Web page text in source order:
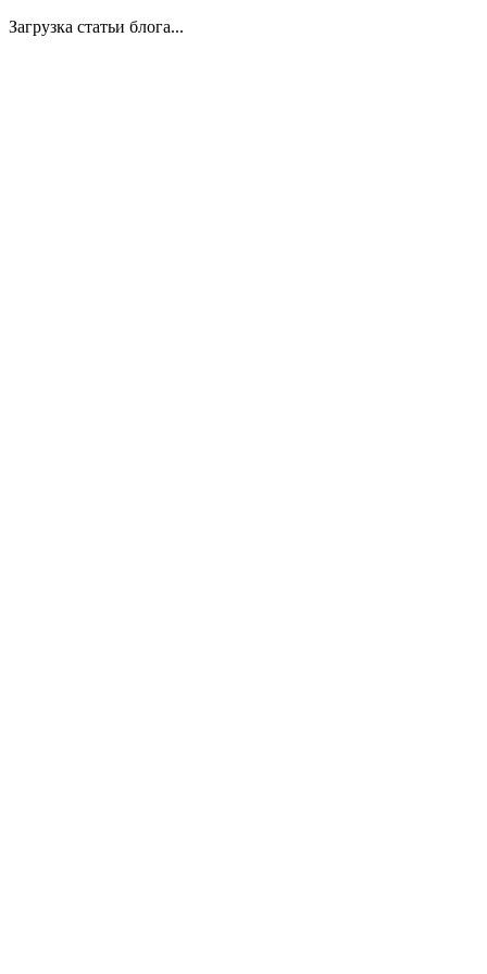
Загрузка статьи блога...